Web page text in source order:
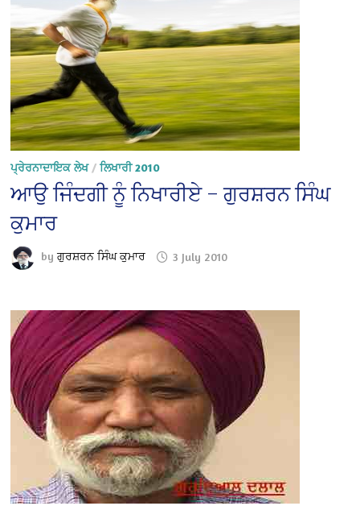
ਪ੍ਰੇਰਨਾਦਾਇਕ ਲੇਖ/ਲਿਖਾਰੀ 2010
ਆਉ ਜਿੰਦਗੀ ਨੂੰ ਨਿਖਾਰੀਏ – ਗੁਰਸ਼ਰਨ ਸਿੰਘ
ਕੁਮਾਰ
byਗੁਰਸ਼ਰਨ ਸਿੰਘ ਕੁਮਾਰ 3 July 2010